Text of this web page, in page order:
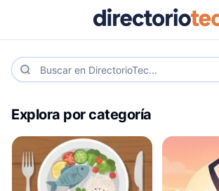
Explora por categoría